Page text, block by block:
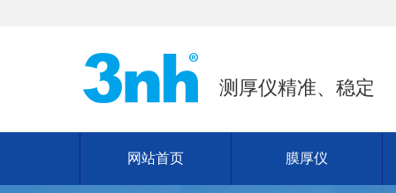
测厚仪精准、稳定
网站首页 膜厚仪